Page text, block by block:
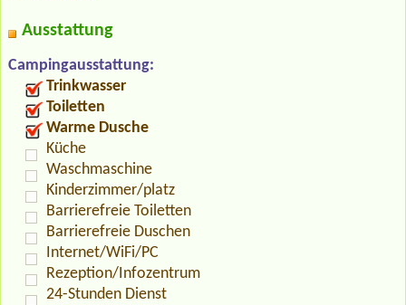
Ausstattung
Campingausstattung:
Trinkwasser
Toiletten
Warme Dusche
Küche
Waschmaschine
Kinderzimmer/platz
Barrierefreie Toiletten
Barrierefreie Duschen
Internet/WiFi/PC
Rezeption/Infozentrum
24-Stunden Dienst